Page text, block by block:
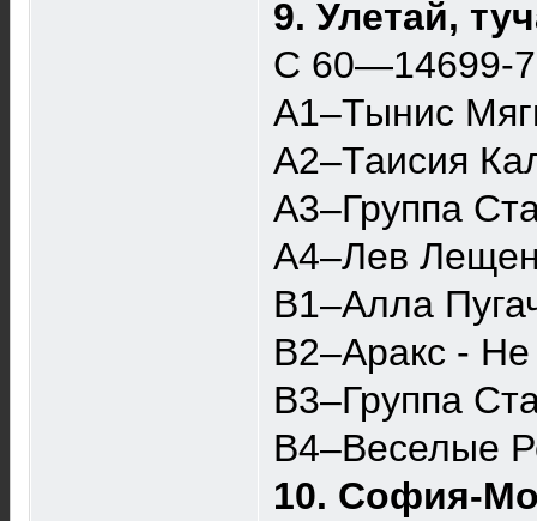
9. Улетай,
С 60—14699-
A1–Тынис
A2–Таисия
A3–Группа
A4–Лев
B1–Алла
B2–Аракс -
B3–Группа
B4–Веселые
10. София-